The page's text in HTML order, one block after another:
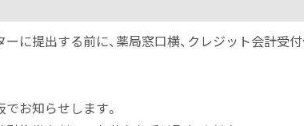
に提出する前に、薬局窓口横、クレジット会計受
お知らせします。